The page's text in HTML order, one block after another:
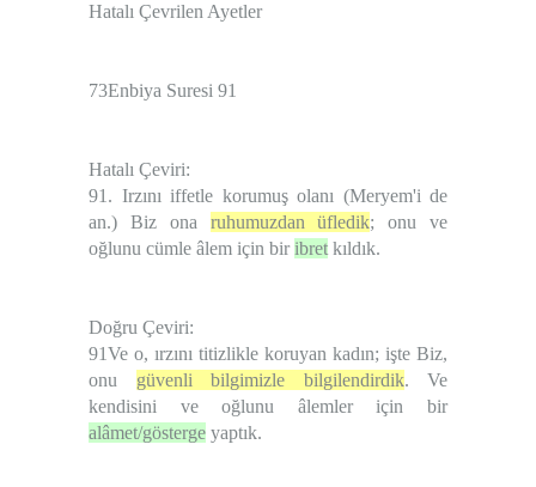
Hatalı Çevrilen Ayetler
73Enbiya Suresi 91
Hatalı Çeviri:
91. Irzını iffetle korumuş olanı (Meryem'i de
an.) Biz ona ruhumuzdan üfledik; onu ve
oğlunu cümle âlem için bir ibret kıldık.
Doğru Çeviri:
91Ve o, ırzını titizlikle koruyan kadın; işte Biz,
onu güvenli bilgimizle bilgilendirdik. Ve
kendisini ve oğlunu âlemler için bir
alâmet/gösterge yaptık.